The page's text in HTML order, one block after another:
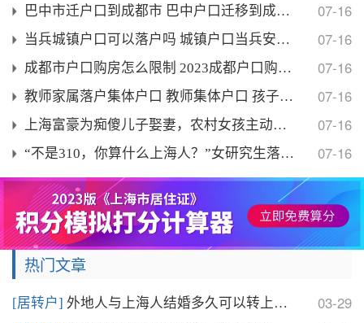
巴中市迁户口到成都市 巴中户口迁移到成都政策规定？ 07-16
当兵城镇户口可以落户吗 城镇户口当兵安排工作吗？ 07-16
成都市户口购房怎么限制 2023成都户口购房资格？ 07-16
教师家属落户集体户口 教师集体户口 孩子落户？ 07-16
上海富豪为痴傻儿子娶妻，农村女孩主动上门，可是新婚 07-16
“不是310，你算什么上海人？”女研究生落户上海被 07-16
热门文章
[居转户] 外地人与上海人结婚多久可以转上海户口？2024上海 03-29